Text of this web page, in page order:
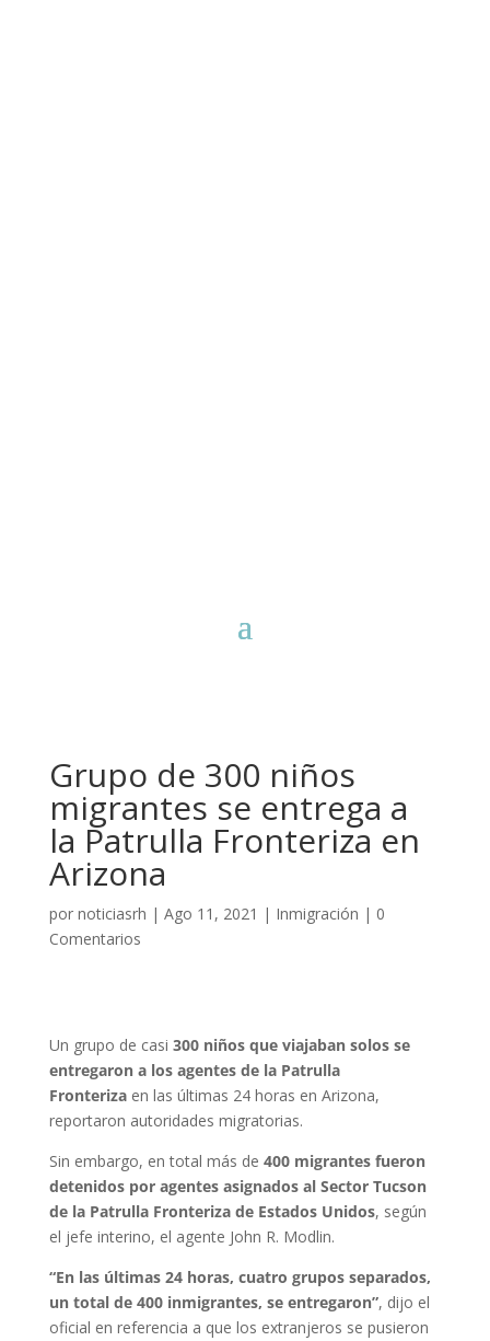
Grupo de 300 niños
migrantes se entrega a
la Patrulla Fronteriza en
Arizona
por noticiasrh | Ago 11, 2021 | Inmigración | 0
Comentarios
Un grupo de casi 300 niños que viajaban solos se
entregaron a los agentes de la Patrulla
Fronterizaen las últimas 24 horas en Arizona,
reportaron autoridades migratorias.
Sin embargo, en total más de 400 migrantes fueron
detenidos por agentes asignados al Sector Tucson
de la Patrulla Fronteriza de Estados Unidos, según
el jefe interino, el agente John R. Modlin.
“En las últimas 24 horas, cuatro grupos separados,
un total de 400 inmigrantes, se entregaron”, dijo el
oficial en referencia a que los extranjeros se pusieron